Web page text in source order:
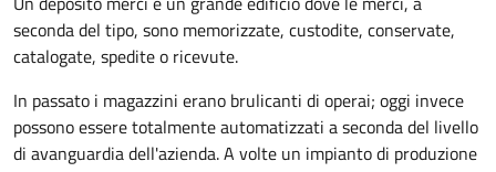
seconda del tipo, sono memorizzate, custodite, conservate,
catalogate, spedite o ricevute.
In passato i magazzini erano brulicanti di operai; oggi invece
possono essere totalmente automatizzati a seconda del livello
di avanguardia dell'azienda. A volte un impianto di produzione